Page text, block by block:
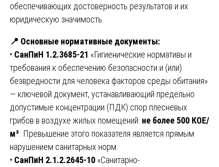
обеспечивающих достоверность результатов и их
юридическую значимость.
📍 Основные нормативные документы:
• СанПиН 1.2.3685-21 «Гигиенические нормативы и
требования к обеспечению безопасности и (или)
безвредности для человека факторов среды обитания»
— ключевой документ, устанавливающий предельно
допустимые концентрации (ПДК) спор плесневых
грибов в воздухе жилых помещений: не более 500 КОЕ/
м³ . Превышение этого показателя является прямым
нарушением санитарных норм.
• СанПиН 2.1.2.2645-10 «Санитарно-